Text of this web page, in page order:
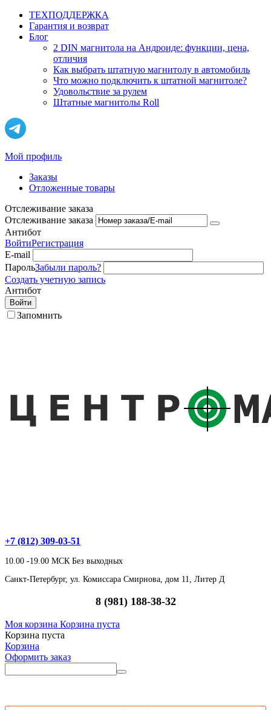
ТЕХПОДДЕРЖКА
Гарантия и возврат
Блог
2 DIN магнитола на Андроиде: функции, цена,
отличия
Как выбрать штатную магнитолу в автомобиль
Что можно подключить к штатной магнитоле?
Удовольствие за рулем
Штатные магнитолы Roll
Мой профиль
Заказы
Отложенные товары
Отслеживание заказа
Отслеживание заказа
Антибот
ВойтиРегистрация
E-mail
ПарольЗабыли пароль?
Создать учетную запись
Антибот
Войти
Запомнить
+7 (812) 309-03-51
10.00 -19.00 МСК Без выходных
Санкт-Петербург, ул. Комиссара Смирнова, дом 11, Литер Д
8 (981) 188-38-32
Моя корзина Корзина пуста
Корзина пуста
Корзина
Оформить заказ